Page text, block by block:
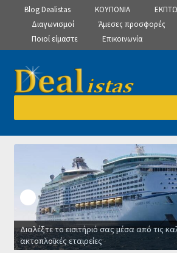
Blog Dealistas ΚΟΥΠΟΝΙΑ
Διαγωνισμοί
Άμεσες προσφορές
Ποιοί είμαστε
Επικοινωνία
Απευθείας
μετάβαση
πλοήγηση
Μετάβαση
σε
Αρχική
Manage Subscriptions
Manage Subscriptions
Manage Subscriptions
Διαλέξτε το εισιτήριό σας μέσα από τις
ακτοπλοϊκές εταιρείες